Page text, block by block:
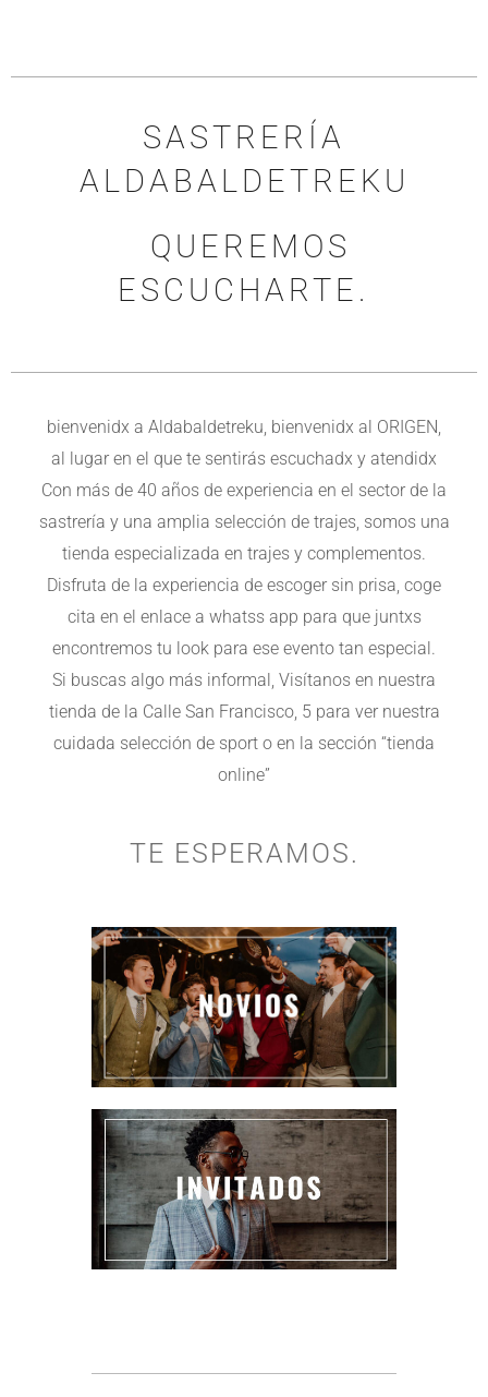
SASTRERÍA
ALDABALDETREKU
QUEREMOS
ESCUCHARTE.
bienvenidx a Aldabaldetreku, bienvenidx al ORIGEN,
al lugar en el que te sentirás escuchadx y atendidx
Con más de 40 años de experiencia en el sector de la
sastrería y una amplia selección de trajes, somos una
tienda especializada en trajes y complementos.
Disfruta de la experiencia de escoger sin prisa, coge
cita en el enlace a whatss app para que juntxs
encontremos tu look para ese evento tan especial.
Si buscas algo más informal, Visítanos en nuestra
tienda de la Calle San Francisco, 5 para ver nuestra
cuidada selección de sport o en la sección “tienda
online”
TE ESPERAMOS.